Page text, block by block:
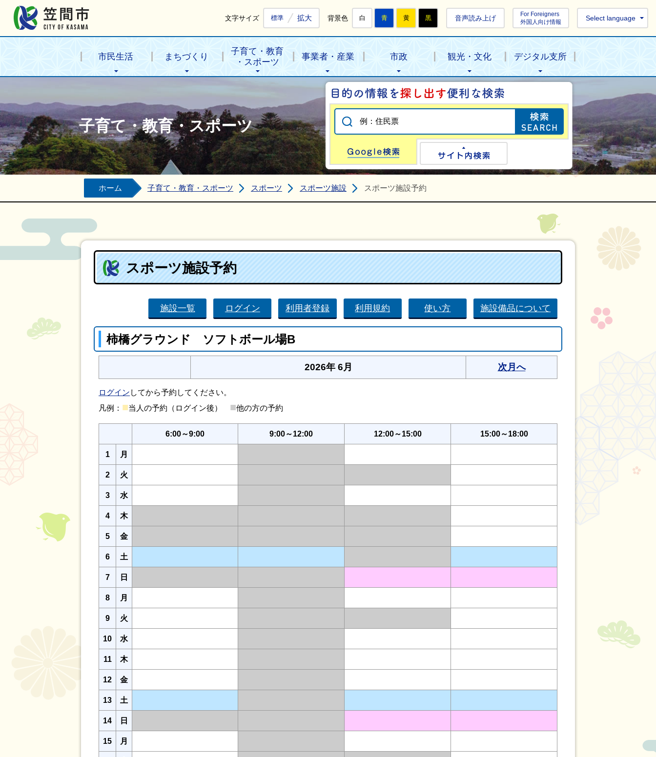
文字サイズ 標準 拡大 背景色 白 青 黄 黒 音声読み上げ
For Foreigners
外国人向け情報
Select language
市民生活 まちづくり
子育て・教育
・スポーツ
事業者・産業 市政 観光・文化 デジタル支所
子育て・教育・スポーツ
目的の情報を探
Google検索
ホーム 子育て・教育・スポーツ スポーツ スポーツ施設 スポーツ施設予約
スポーツ施設予約
施設一覧 ログイン 利用者登録 利用規約 使い方 施設備品について
柿橋グラウンド ソフトボール場B
2026年 6月 次月へ
ログイン してから予約してください。
凡例： ■当人の予約（ログイン後） ■他の方の予約
6:00～9:00 9:00～12:00 12:00～15:00 15:00～18:00
1 月
2 火
3 水
4 木
5 金
6 土
7 日
8 月
9 火
10 水
11 木
12 金
13 土
14 日
15 月